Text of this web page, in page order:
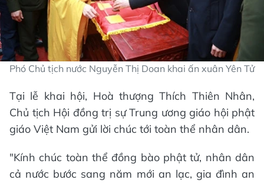
Phó Chủ tịch nước Nguyễn Thị Doan khai ấn xuân Yên Tử
Tại lễ khai hội, Hoà thượng Thích Thiên Nhân,
Chủ tịch Hội đồng trị sự Trung ương giáo hội phật
giáo Việt Nam gửi lời chúc tới toàn thể nhân dân.
"Kính chúc toàn thể đồng bào phật tử, nhân dân
cả nước bước sang năm mới an lạc, gia đình an